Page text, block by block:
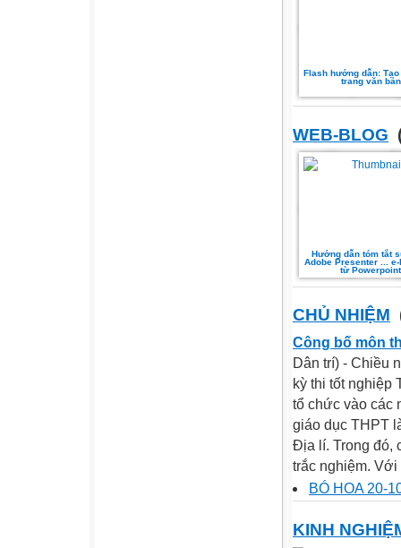
Flash hướng dẫn:
trang văn bản
WEB-BLOG
Hướng dẫn tóm tắt
Adobe Presenter ...
từ Powerpoint
CHỦ NHIỆM
Công bố môn
Dân trí) - Chiều
kỳ thi tốt nghiệp
tổ chức vào các
giáo dục THPT
Địa lí. Trong đó,
trắc nghiệm.
BÓ HOA 20-
KINH